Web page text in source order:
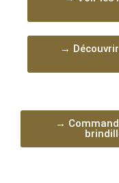
→
→